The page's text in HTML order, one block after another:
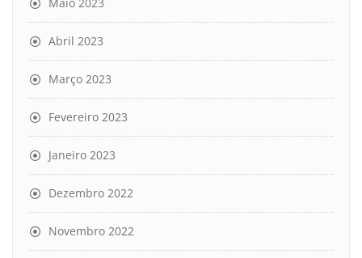
Abril 2023
Março 2023
Fevereiro 2023
Janeiro 2023
Dezembro 2022
Novembro 2022